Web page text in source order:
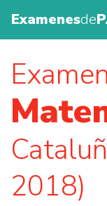
Examenesde
2018)